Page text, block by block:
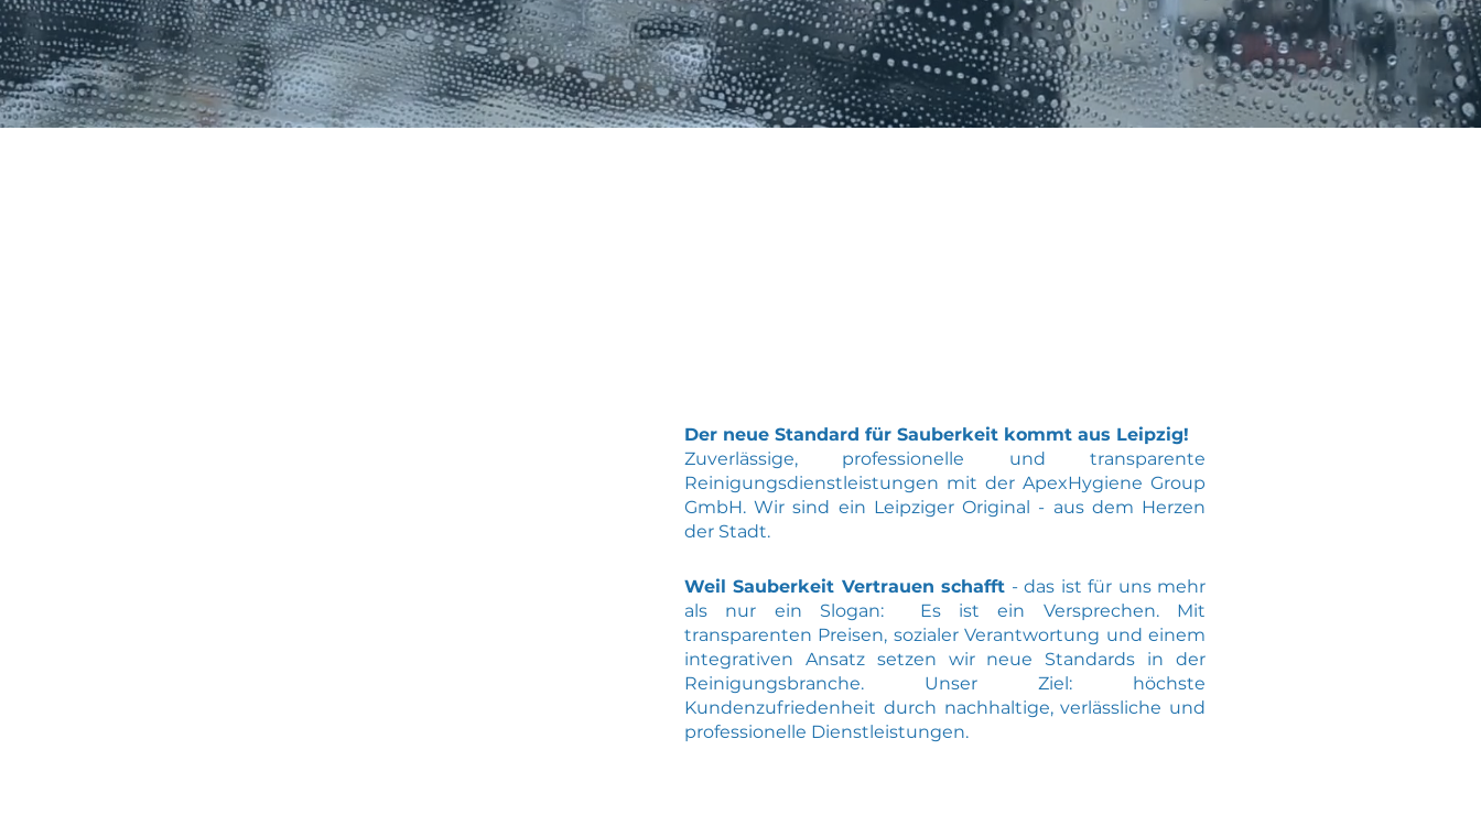
Der neue Standard für Sauberkeit kommt aus Leipzig!
Zuverlässige, professionelle und transparente
Reinigungsdienstleistungen mit der ApexHygiene Group
GmbH. Wir sind ein Leipziger Original - aus dem Herzen
der Stadt.
Weil Sauberkeit Vertrauen schafft - das ist für uns mehr
als nur ein Slogan: Es ist ein Versprechen. Mit
transparenten Preisen, sozialer Verantwortung und einem
integrativen Ansatz setzen wir neue Standards in der
Reinigungsbranche. Unser Ziel: höchste
Kundenzufriedenheit durch nachhaltige, verlässliche und
professionelle Dienstleistungen.